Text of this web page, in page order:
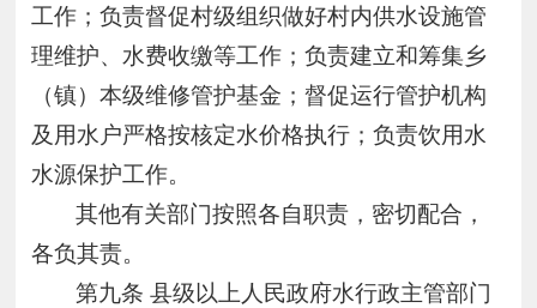
工作；负责督促村级组织做好村内供水设施管
理维护、水费收缴等工作；负责建立和筹集乡
（镇）本级维修管护基金；督促运行管护机构
及用水户严格按核定水价格执行；负责饮用水
水源保护工作。
其他有关部门按照各自职责，密切配合，
各负其责。
第九条 县级以上人民政府水行政主管部门